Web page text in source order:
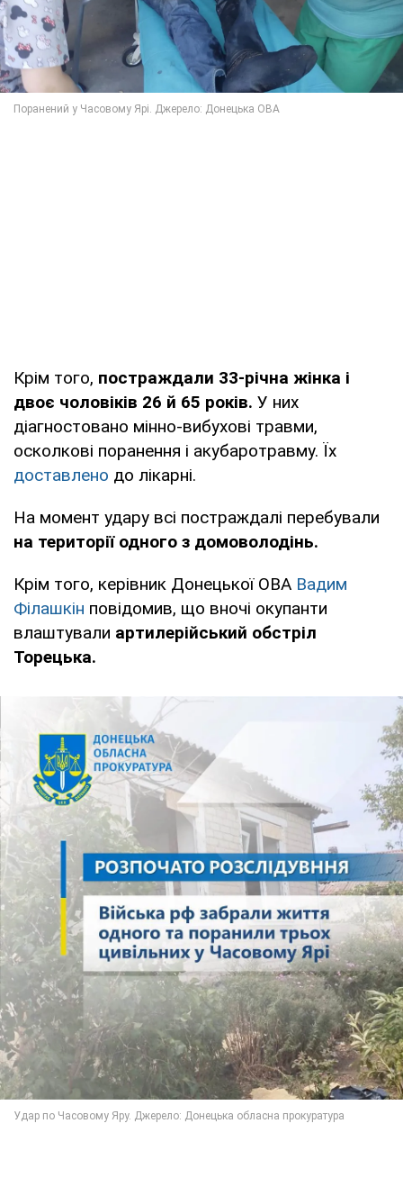
Крім того, постраждали 33-річна жінка і
двоє чоловіків 26 й 65 років. У них
діагностовано мінно-вибухові травми,
осколкові поранення і акубаротравму. Їх
доставлено до лікарні.
На момент удару всі постраждалі перебували
на території одного з домоволодінь.
Крім того, керівник Донецької ОВА Вадим
Філашкін повідомив, що вночі окупанти
влаштували артилерійський обстріл
Торецька.